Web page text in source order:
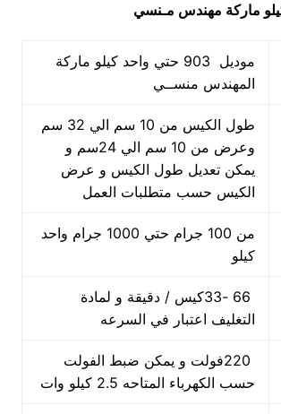
موديل 903 حتي واحد كيلو ماركة
المهندس منســي
طول الكيس من 10 سم الي 32 سم
وعرض من 10 سم الي 24سم و
يمكن تعديل طول الكيس و عرض
الكيس حسب متطلبات العمل
من 100 جرام حتي 1000 جرام واحد
كيلو
66 -33كيس / دقيقة و لمادة
التغليف اعتبار في السرعه
220فولت و يمكن ضبط الفولت
حسب الكهرباء المتاحه 2.5 كيلو وات